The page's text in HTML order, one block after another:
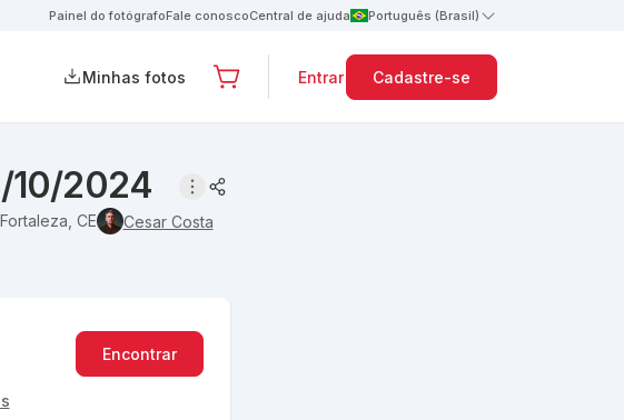
Painel do fotógrafoFale conoscoCentral de ajuda Português (Brasil)
Minhas fotos Entrar Cadastre-se
10/2024
Fortaleza, CE
Cesar Costa
Encontrar